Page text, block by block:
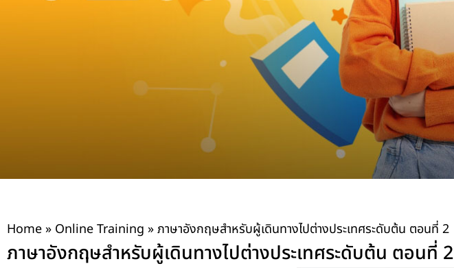
Home » Online Training »ภาษาอังกฤษสำหรับผู้เดินทางไปต่างประเทศระดับต้น ตอนที่ 2
ภาษาอังกฤษสำหรับผู้เดินทางไปต่างประเทศระดับต้น ตอนที่ 2